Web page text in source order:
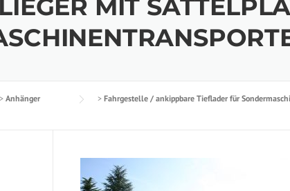
MIT
> Anhänger > Fahrgestelle / ankippbare Tieflader für